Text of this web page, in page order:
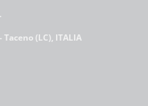
(LC), ITALIA